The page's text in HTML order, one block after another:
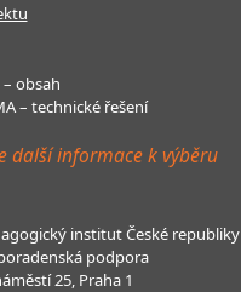
– obsah
– technické řešení
další informace k výběru
institut České republiky
podpora
25, Praha 1